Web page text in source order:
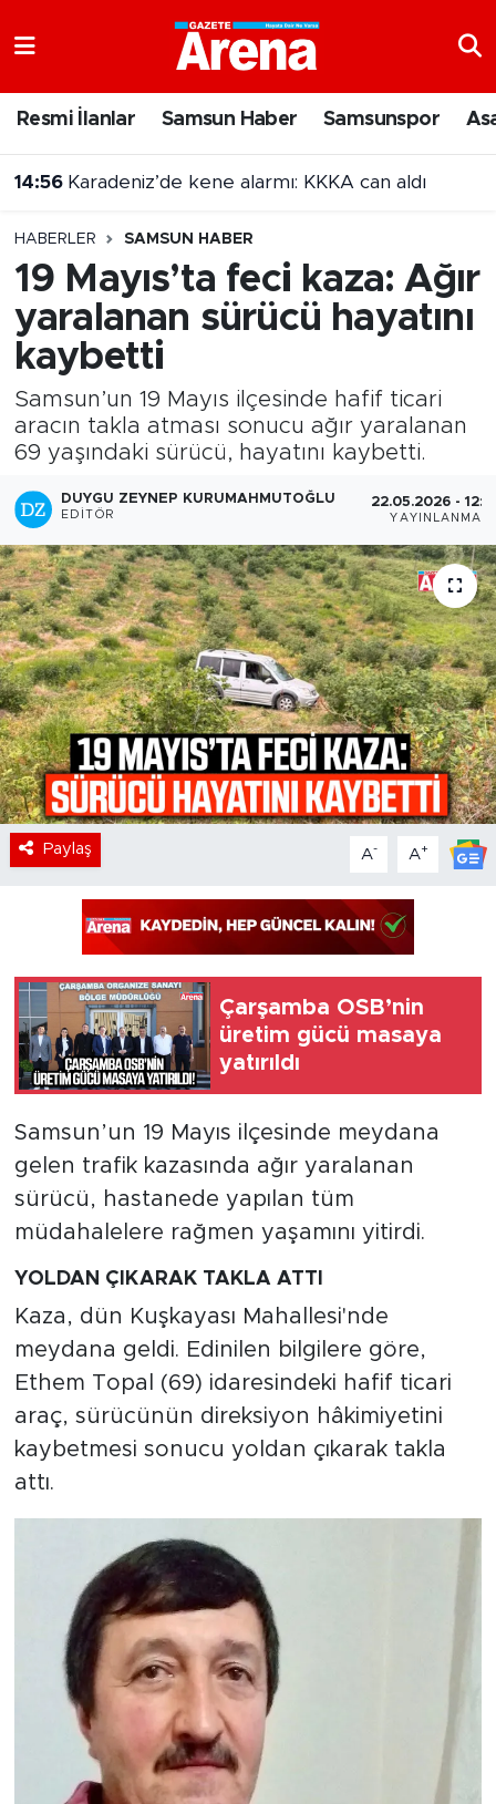
Resmi İlanlar Samsun Haber Samsunspor
14:56 Karadeniz’de kene alarmı: KKKA can aldı
HABERLER SAMSUN HABER
19 Mayıs’ta feci kaza: Ağır
yaralanan sürücü hayatını
kaybetti
Samsun’un 19 Mayıs ilçesinde hafif ticari
aracın takla atması sonucu ağır yaralanan
69 yaşındaki sürücü, hayatını kaybetti.
DUYGU ZEYNEP KURUMAHMUTOĞLU
EDITÖR
22.05.2026 -
YAYINLANMA
Paylaş A- A+
Çarşamba OSB’nin
üretim gücü masaya
yatırıldı
Samsun’un 19 Mayıs ilçesinde meydana
gelen trafik kazasında ağır yaralanan
sürücü, hastanede yapılan tüm
müdahalelere rağmen yaşamını yitirdi.
YOLDAN ÇIKARAK TAKLA ATTI
Kaza, dün Kuşkayası Mahallesi'nde
meydana geldi. Edinilen bilgilere göre,
Ethem Topal (69) idaresindeki hafif ticari
araç, sürücünün direksiyon hâkimiyetini
kaybetmesi sonucu yoldan çıkarak takla
attı.
Süper Lig Puan Durumu ve Fikstür
Tüm Manşetler
Son Dakika Haberleri